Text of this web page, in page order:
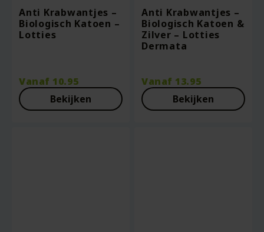
Anti Krabwantjes –
Biologisch Katoen –
Lotties
Vanaf 10.95
Bekijken
Anti Krabwantjes –
Biologisch Katoen &
Zilver – Lotties
Dermata
Vanaf 13.95
Bekijken